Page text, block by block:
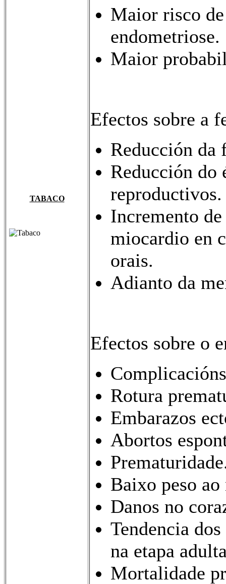
TABACO
Maior risco
endometriose.
Maior
Efectos sobre a
Reducción da
Reducción do
reproductivos.
Incremento
miocardio en
orais.
Adianto da
Efectos sobre o
Rotura
Embarazos
Abortos
Baixo peso ao
Danos no
Tendencia
na etapa
Mortalidade